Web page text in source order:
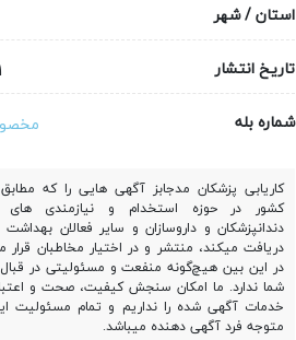
استان / شهر
تاریخ انتشار
1 ماه قبل
شماره بله
کاریابی پزشکان مدجابز آگهی هایی را که
کشور در حوزه استخدام و نیازمندی های
دندانپزشکان و داروسازان و سایر فعالان
دریافت میکند، منتشر و در اختیار مخاطبان قرار
در این بین هیچ‌گونه منفعت و مسئولیتی در
شما ندارد. ما امکان سنجش کیفیت، صحت و اعتبار
خدمات آگهی شده را نداریم و تمام مسئولیت
متوجه فرد آگهی دهنده میباشد.